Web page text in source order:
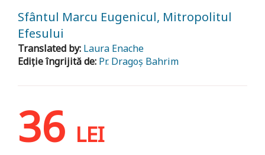
Sfântul Marcu Eugenicul, Mitropolitul
Efesului
Translated by: Laura Enache
Ediție îngrijită de: Pr. Dragoș Bahrim
36 LEI